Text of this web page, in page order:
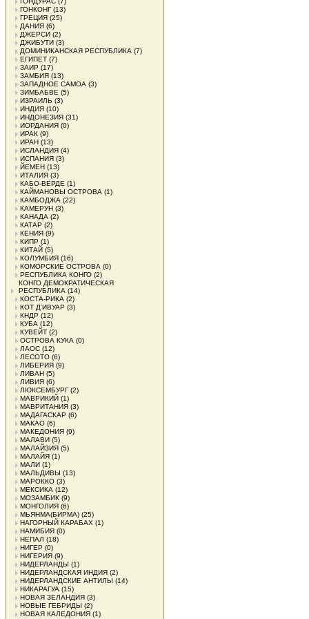
ГОНКОНГ(13)
ГРЕЦИЯ (25)
ДАНИЯ (6)
ДЖЕРСИ (2)
ДЖИБУТИ (3)
ДОМИНИКАНСКАЯ РЕСПУБЛИКА (7)
ЕГИПЕТ (7)
ЗАИР (17)
ЗАМБИЯ (13)
ЗАПАДНОЕ САМОА (3)
ЗИМБАБВЕ (5)
ИЗРАИЛЬ (3)
ИНДИЯ (10)
ИНДОНЕЗИЯ (31)
ИОРДАНИЯ (0)
ИРАК (9)
ИРАН (13)
ИСЛАНДИЯ (4)
ИСПАНИЯ (3)
ЙЕМЕН (13)
ИТАЛИЯ (3)
КАБО-ВЕРДЕ (1)
КАЙМАНОВЫ ОСТРОВА (1)
КАМБОДЖА (22)
КАМЕРУН (3)
КАНАДА (2)
КАТАР (2)
КЕНИЯ (9)
КИПР (1)
КИТАЙ (5)
КОЛУМБИЯ (16)
КОМОРСКИЕ ОСТРОВА (0)
РЕСПУБЛИКА КОНГО (2)
КОНГО ДЕМОКРАТИЧЕСКАЯ
РЕСПУБЛИКА (14)
КОСТА-РИКА (2)
КОТ Д'ИВУАР (3)
КНДР (12)
КУБА (12)
КУВЕЙТ (2)
ОСТРОВА КУКА (0)
ЛАОС (12)
ЛЕСОТО (6)
ЛИБЕРИЯ (9)
ЛИВАН (5)
ЛИВИЯ (6)
ЛЮКСЕМБУРГ(2)
МАВРИКИЙ (1)
МАВРИТАНИЯ (3)
МАДАГАСКАР (6)
МАКАО (6)
МАКЕДОНИЯ (9)
МАЛАВИ (5)
МАЛАЙЗИЯ (5)
МАЛАЙЯ (1)
МАЛИ (1)
МАЛЬДИВЫ (13)
МАРОККО (3)
МЕКСИКА (12)
МОЗАМБИК (9)
МОНГОЛИЯ (6)
МЬЯНМА(БИРМА) (25)
НАГОРНЫЙ КАРАБАХ (1)
НАМИБИЯ (0)
НЕПАЛ (18)
НИГЕР (0)
НИГЕРИЯ (9)
НИДЕРЛАНДЫ (1)
НИДЕРЛАНДСКАЯ ИНДИЯ (2)
НИДЕРЛАНДСКИЕ АНТИЛЫ (14)
НИКАРАГУА (15)
НОВАЯ ЗЕЛАНДИЯ (3)
НОВЫЕ ГЕБРИДЫ (2)
НОВАЯ КАЛЕДОНИЯ (1)